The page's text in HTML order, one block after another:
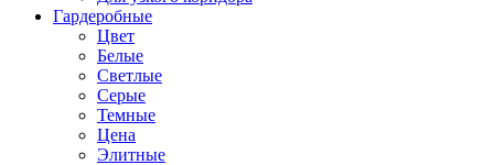
Гардеробные
Цвет
Белые
Светлые
Серые
Темные
Цена
Элитные